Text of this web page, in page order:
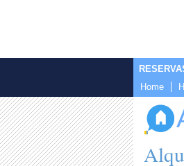
Home